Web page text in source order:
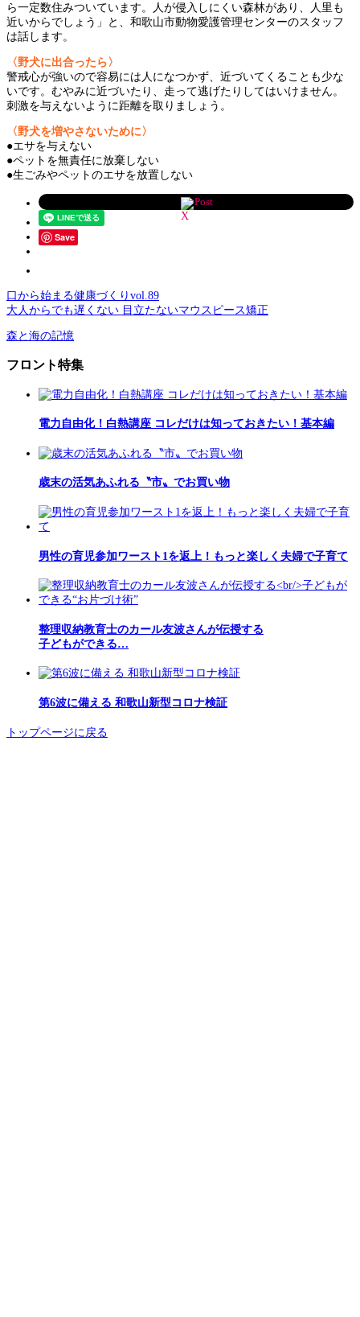
ら一定数住みついています。人が侵入しにくい森林があり、人里も
近いからでしょう」と、和歌山市動物愛護管理センターのスタッフ
は話します。
〈野犬に出合ったら〉
警戒心が強いので容易には人になつかず、近づいてくることも少な
いです。むやみに近づいたり、走って逃げたりしてはいけません。
刺激を与えないように距離を取りましょう。
〈野犬を増やさないために〉
●エサを与えない
●ペットを無責任に放棄しない
●生ごみやペットのエサを放置しない
Post
Save
口から始まる健康づくりvol.89
大人からでも遅くない 目立たないマウスピース矯正
森と海の記憶
フロント特集
電力自由化！白熱講座 コレだけは知っておきたい！基本編
歳末の活気あふれる〝市〟でお買い物
男性の育児参加ワースト1を返上！もっと楽しく夫婦で子育て
整理収納教育士のカール友波さんが伝授する
子どもができる…
第6波に備える 和歌山新型コロナ検証
トップページに戻る